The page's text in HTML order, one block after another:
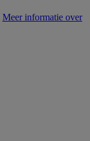
Meer informatie over